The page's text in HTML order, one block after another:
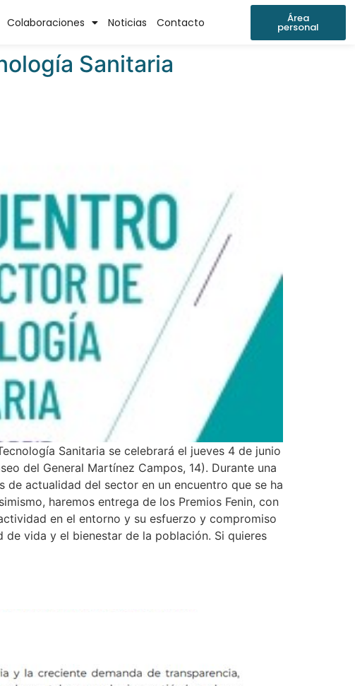
Colaboraciones Noticias Contacto Área
personal
Sanitaria
Sanitaria se celebrará el jueves 4 de junio
del General Martínez Campos, 14). Durante una
actualidad del sector en un encuentro que se ha
haremos entrega de los Premios Fenin, con
en el entorno y su esfuerzo y compromiso
vida y el bienestar de la población. Si quieres